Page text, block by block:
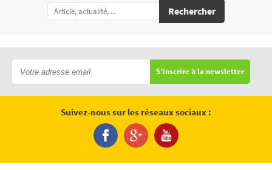
Rechercher
S'inscrire à la newsletter
Suivez-nous sur les réseaux sociaux :